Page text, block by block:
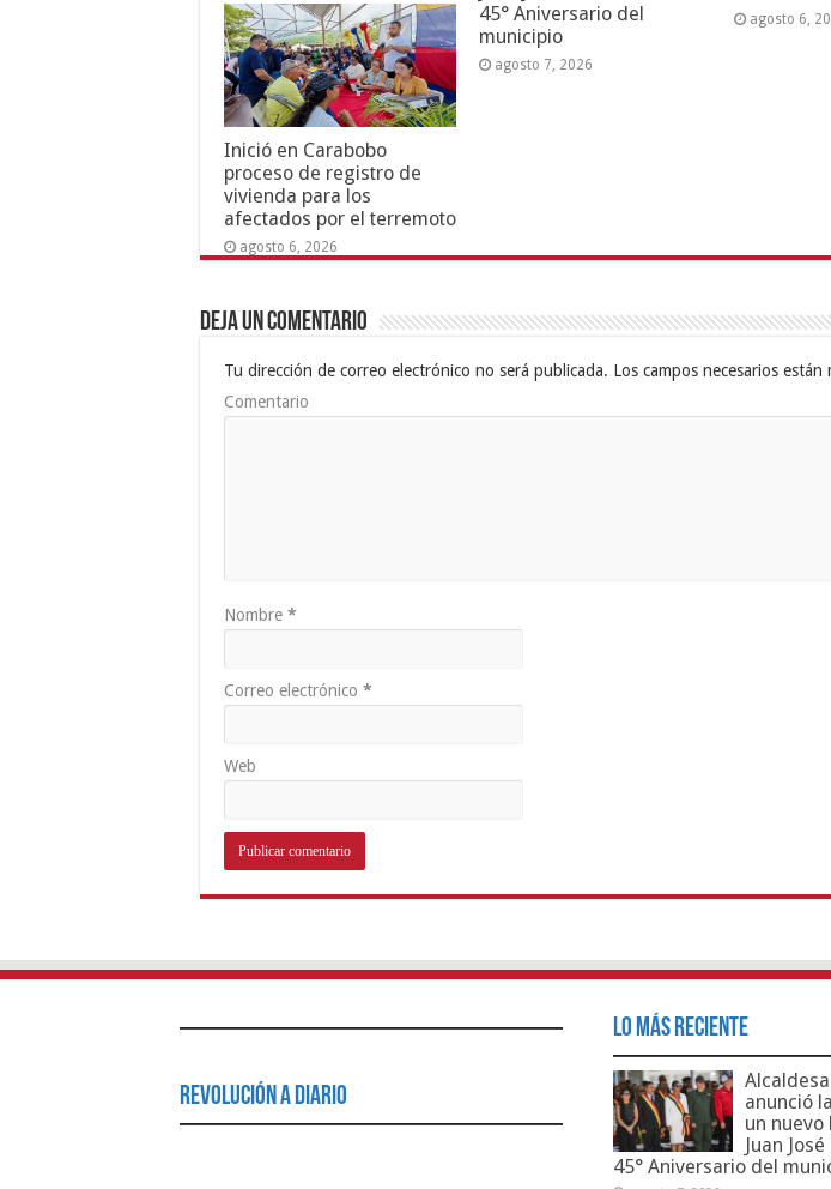
45° Aniversario del
municipio
agosto 7, 2026
agosto 6,
Inició en Carabobo
proceso de registro de
vivienda para los
afectados por el terremoto
agosto 6, 2026
Deja un comentario
Tu dirección de correo electrónico no será publicada. Los campos necesarios están
Comentario
Nombre *
Correo electrónico *
Web
Revolución a Diario
Lo Más Reciente
anunció
un nuevo
Juan
45° Aniversario del